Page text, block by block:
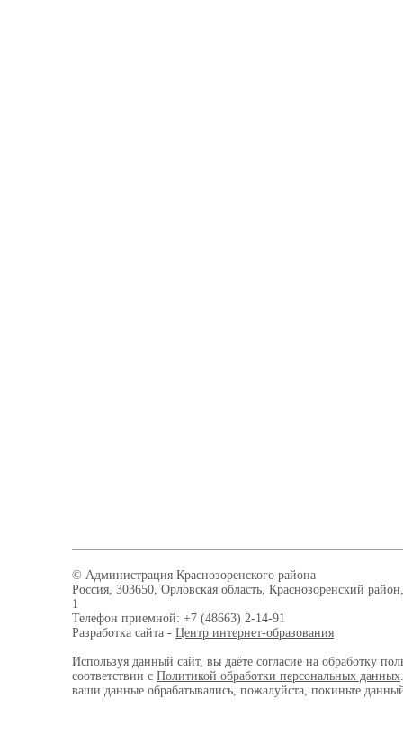
© Администрация Краснозоренского района
Россия, 303650, Орловская область, Краснозоренский
1
Телефон приемной: +7 (48663) 2-14-91
Разработка сайта - Центр интернет-образования
Используя данный сайт, вы даёте согласие на обработку
соответствии с Политикой обработки персональных данных
ваши данные обрабатывались, пожалуйста, покиньте